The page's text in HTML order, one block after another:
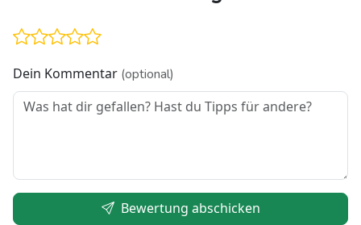
Dein Kommentar (optional)
Bewertung abschicken